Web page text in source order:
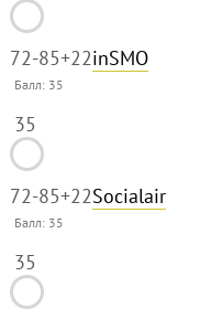
72-85+22inSMO
Балл: 35
35
72-85+22Socialair
Балл: 35
35